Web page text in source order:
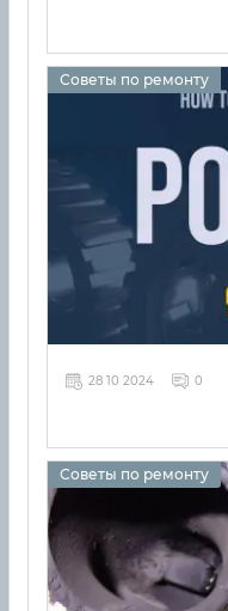
Советы по ремонту
28 10 2024 0
Советы по ремонту